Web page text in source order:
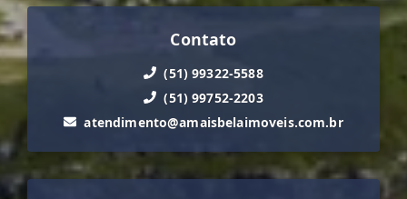
Contato
(51) 99322-5588
(51) 99752-2203
atendimento@amaisbelaimoveis.com.br